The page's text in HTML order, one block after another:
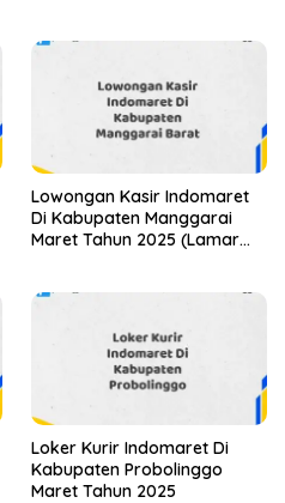
Lowongan Kasir Indomaret
Di Kabupaten Manggarai
Maret Tahun 2025 (Lamar
Loker Kurir Indomaret Di
Kabupaten Probolinggo
Maret Tahun 2025